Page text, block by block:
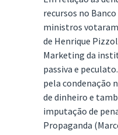
recursos no
ministros
de Henrique
Marketing da
passiva e
pela condenação
de dinheiro e
imputação de
Propaganda